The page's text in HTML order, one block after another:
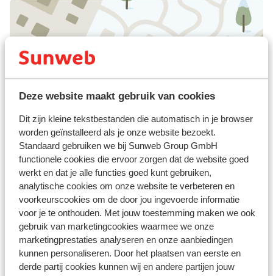
Deze website maakt gebruik van cookies
Dit zijn kleine tekstbestanden die automatisch in je browser
worden geïnstalleerd als je onze website bezoekt.
Standaard gebruiken we bij Sunweb Group GmbH
functionele cookies die ervoor zorgen dat de website goed
werkt en dat je alle functies goed kunt gebruiken,
analytische cookies om onze website te verbeteren en
voorkeurscookies om de door jou ingevoerde informatie
voor je te onthouden. Met jouw toestemming maken we ook
gebruik van marketingcookies waarmee we onze
marketingprestaties analyseren en onze aanbiedingen
kunnen personaliseren. Door het plaatsen van eerste en
derde partij cookies kunnen wij en andere partijen jouw
Tijdelijk ander appartement bijvoorbeeld? Prima
locatie en faciliteiten. Brief voor af klopt adres
locatie inchecken niet. Telefoonnummer inchecken
accommodatie werkt niet. Op incheck tijden
niemand aanwezig. Via reisleider gehoord dat
volgende dag om 1600 deze wel open zou zijn.
Niemand aanwezig brief met bijzonderheden
konden contacten om toeristen belasting etc te
betalen. Niks vernomen, bij uitschenken niemand
aanwezig.
Afstanden
Centrum: 600 m
Skipiste: 500 m
Skipas, -les en verhuur
Skipas
Skilessen